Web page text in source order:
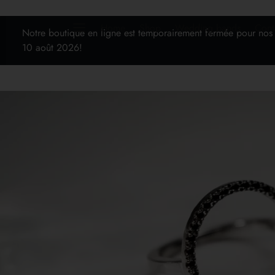
Home Shop Wedding bands
Notre boutique en ligne est temporairement fermée pour
10 août 2026!